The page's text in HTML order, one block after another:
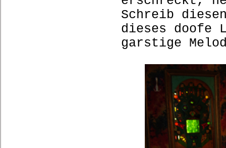
Schreib
dieses doofe
garstige